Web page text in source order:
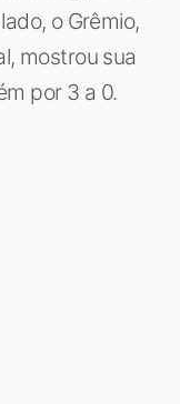
o Grêmio,
mostrou sua
por 3 a 0.